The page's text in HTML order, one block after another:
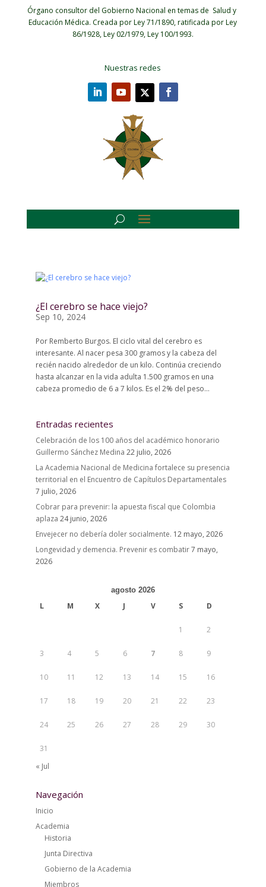
Órgano consultor del Gobierno Nacional en temas de Salud y
Educación Médica. Creada por Ley 71/1890, ratificada por Ley
86/1928, Ley 02/1979, Ley 100/1993.
Nuestras redes
¿El cerebro se hace viejo?
Sep 10, 2024
Por Remberto Burgos. El ciclo vital del cerebro es
interesante. Al nacer pesa 300 gramos y la cabeza del
recién nacido alrededor de un kilo. Continúa creciendo
hasta alcanzar en la vida adulta 1.500 gramos en una
cabeza promedio de 6 a 7 kilos. Es el 2% del peso...
Entradas recientes
Celebración de los 100 años del académico honorario
Guillermo Sánchez Medina 22 julio, 2026
La Academia Nacional de Medicina fortalece su presencia
territorial en el Encuentro de Capítulos Departamentales
7 julio, 2026
Cobrar para prevenir: la apuesta fiscal que Colombia
aplaza 24 junio, 2026
Envejecer no debería doler socialmente. 12 mayo, 2026
Longevidad y demencia. Prevenir es combatir7 mayo,
2026
agosto 2026
L M X J V S D
1 2
3 4 5 6 7 8 9
10 11 12 13 14 15 16
17 18 19 20 21 22 23
24 25 26 27 28 29 30
31
« Jul
Navegación
Inicio
Academia
Historia
Junta Directiva
Gobierno de la Academia
Miembros